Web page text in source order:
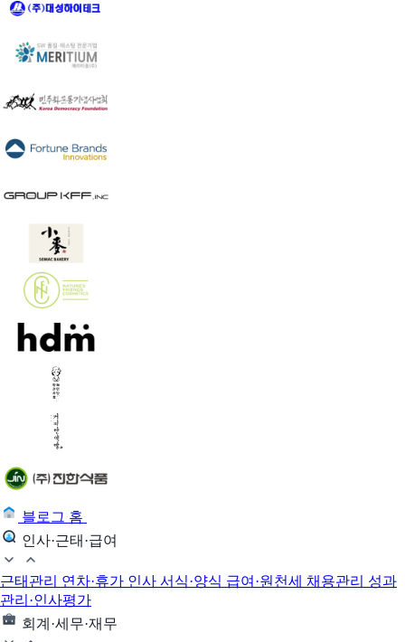
블로그 홈
인사·근태·급여
근태관리 연차·휴가 인사 서식·양식 급여·원천세 채용관리 성과
관리·인사평가
회계·세무·재무